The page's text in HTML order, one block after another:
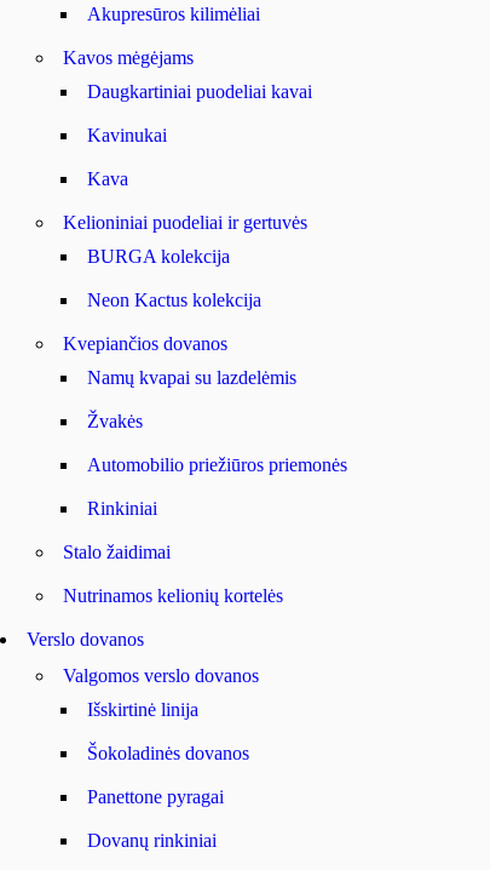
Akupresūros kilimėliai
Kavos mėgėjams
Daugkartiniai puodeliai kavai
Kavinukai
Kava
Kelioniniai puodeliai ir gertuvės
BURGA kolekcija
Neon Kactus kolekcija
Kvepiančios dovanos
Namų kvapai su lazdelėmis
Žvakės
Automobilio priežiūros priemonės
Rinkiniai
Stalo žaidimai
Nutrinamos kelionių kortelės
Verslo dovanos
Valgomos verslo dovanos
Išskirtinė linija
Šokoladinės dovanos
Panettone pyragai
Dovanų rinkiniai